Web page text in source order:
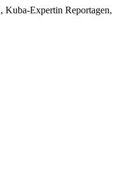
Kuba-Expertin Reportagen,